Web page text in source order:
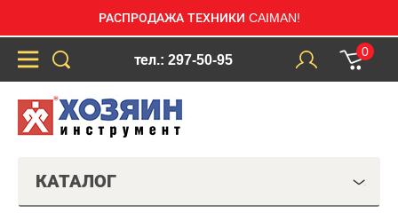
РАСПРОДАЖА ТЕХНИКИ CAIMAN!
тел.: 297-50-95
0
КАТАЛОГ